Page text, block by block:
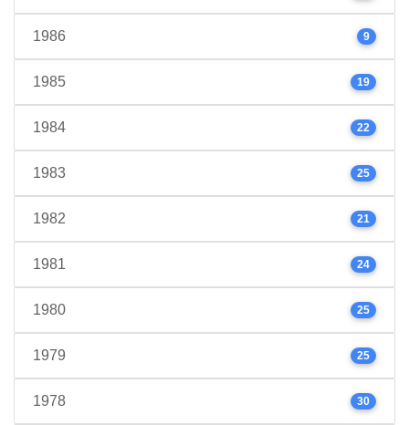
1986 9
1985 19
1984 22
1983 25
1982 21
1981 24
1980 25
1979 25
1978 30